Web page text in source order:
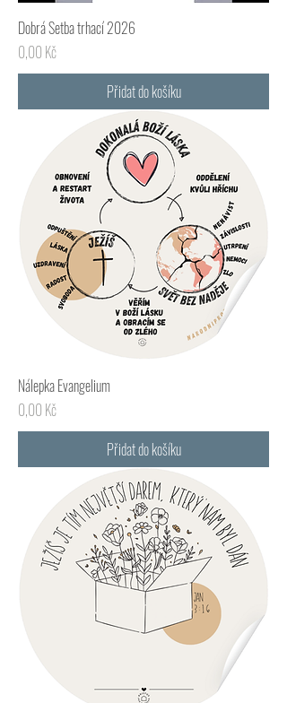
Dobrá Setba trhací 2026
Cena
0,00 Kč
Přidat do košíku
Nálepka Evangelium
Cena
0,00 Kč
Přidat do košíku